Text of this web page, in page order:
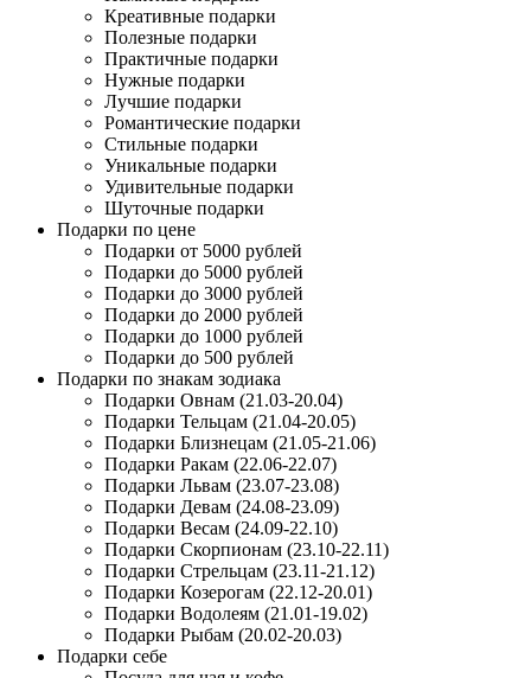
Креативные подарки
Полезные подарки
Практичные подарки
Нужные подарки
Лучшие подарки
Романтические подарки
Стильные подарки
Уникальные подарки
Удивительные подарки
Шуточные подарки
Подарки по цене
Подарки от 5000 рублей
Подарки до 5000 рублей
Подарки до 3000 рублей
Подарки до 2000 рублей
Подарки до 1000 рублей
Подарки до 500 рублей
Подарки по знакам зодиака
Подарки Овнам (21.03-20.04)
Подарки Тельцам (21.04-20.05)
Подарки Близнецам (21.05-21.06)
Подарки Ракам (22.06-22.07)
Подарки Львам (23.07-23.08)
Подарки Девам (24.08-23.09)
Подарки Весам (24.09-22.10)
Подарки Скорпионам (23.10-22.11)
Подарки Стрельцам (23.11-21.12)
Подарки Козерогам (22.12-20.01)
Подарки Водолеям (21.01-19.02)
Подарки Рыбам (20.02-20.03)
Подарки себе